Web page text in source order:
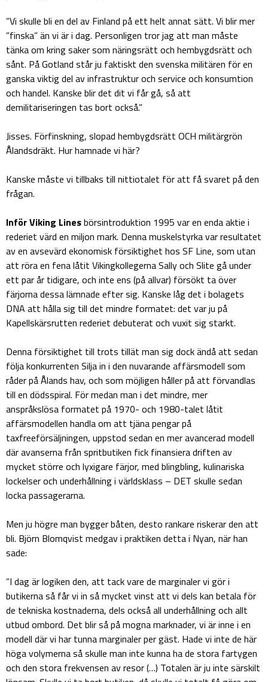
”Vi skulle bli en del av Finland på ett helt annat sätt. Vi blir mer
”finska” än vi är i dag. Personligen tror jag att man måste
tänka om kring saker som näringsrätt och hembygdsrätt och
sånt. På Gotland står ju faktiskt den svenska militären för en
ganska viktig del av infrastruktur och service och konsumtion
och handel. Kanske blir det dit vi får gå, så att
demilitariseringen tas bort också.”
Jisses. Förfinskning, slopad hembygdsrätt OCH militärgrön
Ålandsdräkt. Hur hamnade vi här?
Kanske måste vi tillbaks till nittiotalet för att få svaret på den
frågan.
Inför Viking Linesbörsintroduktion 1995 var en enda aktie i
rederiet värd en miljon mark. Denna muskelstyrka var resultatet
av en avsevärd ekonomisk försiktighet hos SF Line, som utan
att röra en fena låtit Vikingkollegerna Sally och Slite gå under
ett par år tidigare, och inte ens (på allvar) försökt ta över
färjorna dessa lämnade efter sig. Kanske låg det i bolagets
DNA att hålla sig till det mindre formatet: det var ju på
Kapellskärsrutten rederiet debuterat och vuxit sig starkt.
Denna försiktighet till trots tillät man sig dock ändå att sedan
följa konkurrenten Silja in i den nuvarande affärsmodell som
råder på Ålands hav, och som möjligen håller på att förvandlas
till en dödsspiral. För medan man i det mindre, mer
anspråkslösa formatet på 1970- och 1980-talet låtit
affärsmodellen handla om att tjäna pengar på
taxfreeförsäljningen, uppstod sedan en mer avancerad modell
där avanserna från spritbutiken fick finansiera driften av
mycket större och lyxigare färjor, med blingbling, kulinariska
lockelser och underhållning i världsklass – DET skulle sedan
locka passagerarna.
Men ju högre man bygger båten, desto rankare riskerar den att
bli. Björn Blomqvist medgav i praktiken detta i Nyan, när han
sade:
”I dag är logiken den, att tack vare de marginaler vi gör i
butikerna så får vi in så mycket vinst att vi dels kan betala för
de tekniska kostnaderna, dels också all underhållning och allt
utbud ombord. Det blir så på mogna marknader, vi är inne i en
modell där vi har tunna marginaler per gäst. Hade vi inte de här
höga volymerna så skulle man inte kunna ha de stora fartygen
och den stora frekvensen av resor (…) Totalen är ju inte särskilt